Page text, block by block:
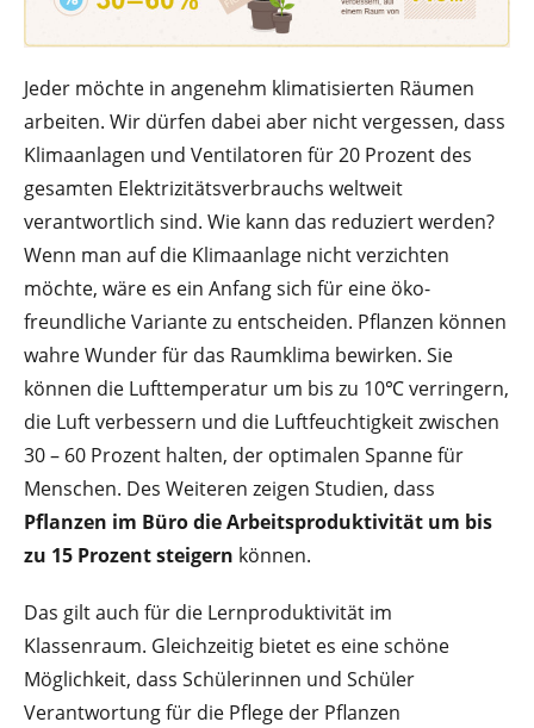
Jeder möchte in angenehm klimatisierten Räumen
arbeiten. Wir dürfen dabei aber nicht vergessen, dass
Klimaanlagen und Ventilatoren für 20 Prozent des
gesamten Elektrizitätsverbrauchs weltweit
verantwortlich sind. Wie kann das reduziert werden?
Wenn man auf die Klimaanlage nicht verzichten
möchte, wäre es ein Anfang sich für eine öko-
freundliche Variante zu entscheiden. Pflanzen können
wahre Wunder für das Raumklima bewirken. Sie
können die Lufttemperatur um bis zu 10℃ verringern,
die Luft verbessern und die Luftfeuchtigkeit zwischen
30 – 60 Prozent halten, der optimalen Spanne für
Menschen. Des Weiteren zeigen Studien, dass
Pflanzen im Büro dieArbeitsproduktivität um bis
zu 15 Prozent steigern können.
Das gilt auch für die Lernproduktivität im
Klassenraum. Gleichzeitig bietet es eine schöne
Möglichkeit, dass Schülerinnen und Schüler
Verantwortung für die Pflege der Pflanzen